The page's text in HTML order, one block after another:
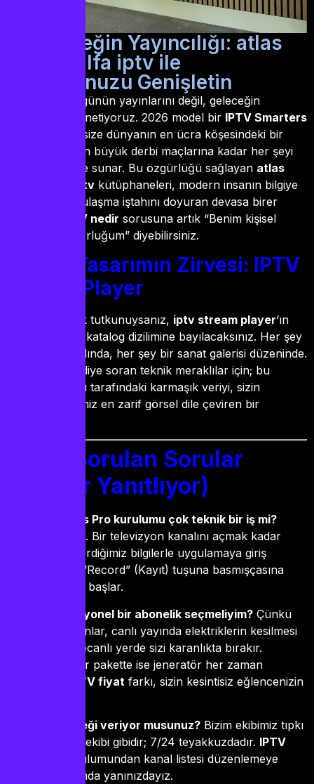
3. Geleceğin Yayıncılığı: atlas
iptv ve alfa iptv ile
Vizyonunuzu Genişletin
Biz sadece bugünün yayınlarını değil, geleceğin
teknolojisini yönetiyoruz. 2026 model bir IPTV Smarters
deneyimi, size dünyanın en ücra köşesindeki bir
belgeselden, en büyük derbi maçlarına kadar her şeyi
saniyeler içinde sunar. Bu özgürlüğü sağlayan atlas
alfa iptv kütüphaneleri, modern insanın bilgiye
ve eğlenceye ulaşma iştahını doyuran devasa birer
IPTV nedir sorusuna artık “Benim kişisel
yayın imparatorluğum” diyebilirsiniz.
Görsel Tasarımın Zirvesi: IPTV
Stream Player
Eğer bir estetik tutkunuysanız, iptv stream player‘ın
sunduğu o şık katalog dizilimine bayılacaksınız. Her şey
bir film afişi tadında, her şey bir sanat galerisi düzeninde.
diye soran teknik meraklılar için; bu
sistem, sunucu tarafındaki karmaşık veriyi, sizin
anlayabileceğiniz en zarif görsel dile çeviren bir
Sıkça Sorulan Sorular
(Rejisör Yanıtlıyor)
IPTV Smarters Pro kurulumu çok teknik bir iş mi?
Kesinlikle hayır. Bir televizyon kanalını açmak kadar
basittir. Size verdiğimiz bilgilerle uygulamaya giriş
yaparsınız ve “Record” (Kayıt) tuşuna basmışçasına
dünya akmaya başlar.
Neden profesyonel bir abonelik seçmeliyim? Çünkü
“ücretsiz” yayınlar, canlı yayında elektriklerin kesilmesi
gibidir; en heyecanlı yerde sizi karanlıkta bırakır.
Profesyonel bir pakette ise jeneratör her zaman
IPTV fiyat farkı, sizin kesintisiz eğlencenizin
Kurulum desteği veriyor musunuz? Bizim ekibimiz tıpkı
bir canlı yayın ekibi gibidir; 7/24 teyakkuzdadır. IPTV
kurulumundan kanal listesi düzenlemeye
kadar her adımda yanınızdayız.